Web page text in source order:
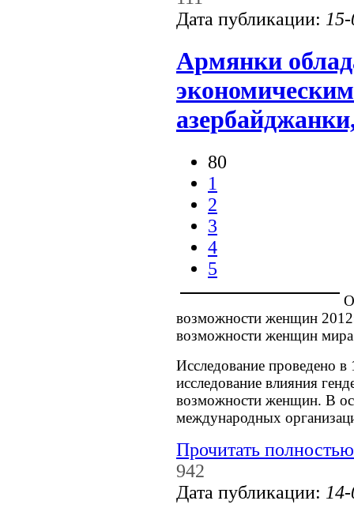
Дата публикации:
Армянки
80
1
2
3
4
5
возможности женщин
возможности женщин
Исследование проведено
исследование влияния
возможности женщин. В
международных
Прочитать полностью
942
Дата публикации: